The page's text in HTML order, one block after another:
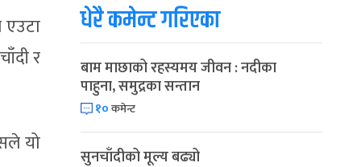
एउटा
र
यो
१
आइत
कार्तिक सङ्क्रान्ति
कार्तिक १, २०८३-Oct 18, 2026
३
मंगल
महानवमी
कार्तिक ३, २०८३-
२ महिना बाँकी
४
धेरै कमेन्ट गरिएका
बाम माछाको रहस्यमय जीवन : नदीका
पाहुना, समुद्रका सन्तान
१०कमेन्ट
सुनचाँदीको मूल्य बढ्यो